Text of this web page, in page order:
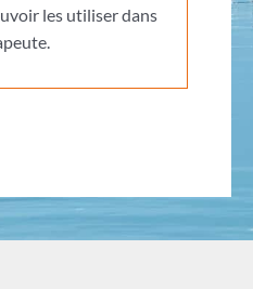
les utiliser dans